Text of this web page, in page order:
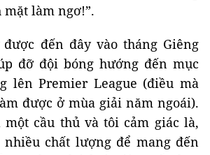
làm ngơ!”.
được đến đây vào tháng Giêng
đỡ đội bóng hướng đến mục
lên Premier League (điều mà
được ở mùa giải năm ngoái).
cầu thủ và tôi cảm giác là,
chất lượng để mang đến